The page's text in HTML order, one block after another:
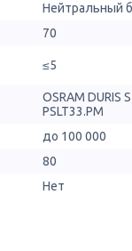
Нейтральный
70
≤5
OSRAM DURIS
PSLT33.PM
до 100 000
80
Нет